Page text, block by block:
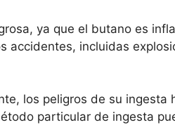
ya que el butano es
accidentes, incluidas
los peligros de su ingesta
particular de ingesta